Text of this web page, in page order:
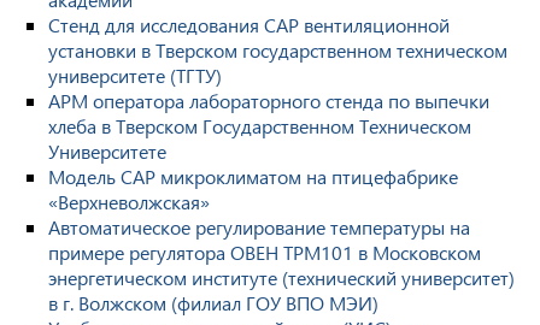
Стенд для исследования САР вентиляционной
установки в Тверском государственном техническом
университете (ТГТУ)
АРМ оператора лабораторного стенда по выпечки
хлеба в Тверском Государственном Техническом
Университете
Модель САР микроклиматом на птицефабрике
«Верхневолжская»
Автоматическое регулирование температуры на
примере регулятора ОВЕН ТРМ101 в Московском
энергетическом институте (технический университет)
в г. Волжском (филиал ГОУ ВПО МЭИ)